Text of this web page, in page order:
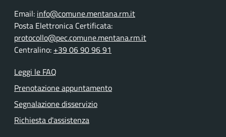
Email: info@comune.mentana.rm.it
Posta Elettronica Certificata:
protocollo@pec.comune.mentana.rm.it
Centralino: +39 06 90 96 91
Leggi le FAQ
Prenotazione appuntamento
Segnalazione disservizio
Richiesta d'assistenza